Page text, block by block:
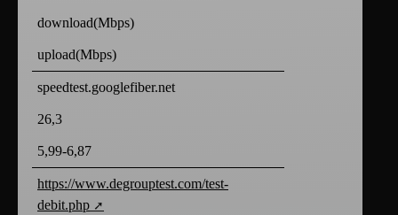
download(Mbps)
upload(Mbps)
speedtest.googlefiber.net
26,3
5,99-6,87
https://www.degrouptest.com/test-
debit.php